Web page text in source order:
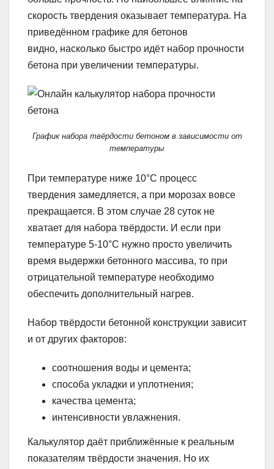
скорость твердения оказывает температура. На
приведённом графике для бетонов
видно, насколько быстро идёт набор прочности
бетона при увеличении температуры.
График набора твёрдости бетоном в зависимости от
температуры
При температуре ниже 10°С процесс
твердения замедляется, а при морозах вовсе
прекращается. В этом случае 28 суток не
хватает для набора твёрдости. И если при
температуре 5-10°С нужно просто увеличить
время выдержки бетонного массива, то при
отрицательной температуре необходимо
обеспечить дополнительный нагрев.
Набор твёрдости бетонной конструкции зависит
и от других факторов:
соотношения воды и цемента;
способа укладки и уплотнения;
качества цемента;
интенсивности увлажнения.
Калькулятор даёт приближённые к реальным
показателям твёрдости значения. Но их